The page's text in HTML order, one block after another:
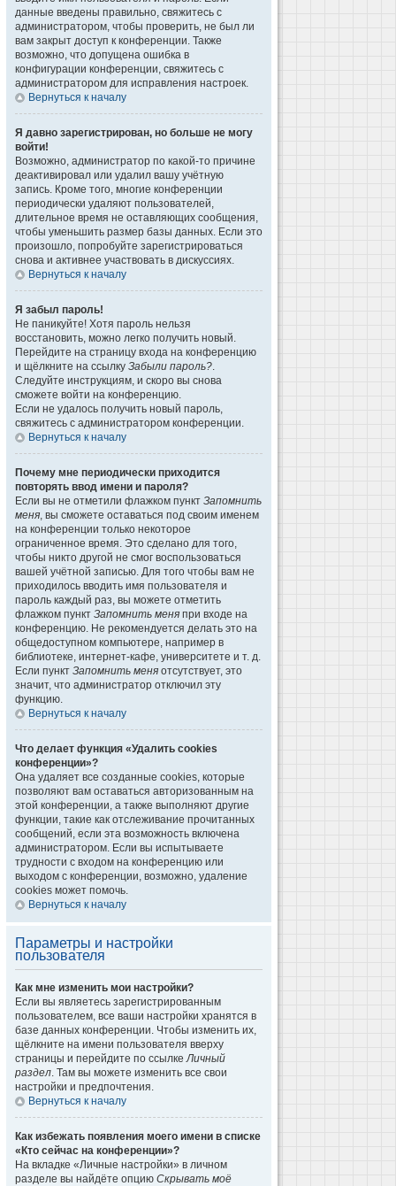
данные введены правильно, свяжитесь с
администратором, чтобы проверить, не был ли
вам закрыт доступ к конференции. Также
возможно, что допущена ошибка в
конфигурации конференции, свяжитесь с
администратором для исправления настроек.
Вернуться к началу
Я давно зарегистрирован, но больше не могу
войти!
Возможно, администратор по какой-то причине
деактивировал или удалил вашу учётную
запись. Кроме того, многие конференции
периодически удаляют пользователей,
длительное время не оставляющих сообщения,
чтобы уменьшить размер базы данных. Если это
произошло, попробуйте зарегистрироваться
снова и активнее участвовать в дискуссиях.
Вернуться к началу
Я забыл пароль!
Не паникуйте! Хотя пароль нельзя
восстановить, можно легко получить новый.
Перейдите на страницу входа на конференцию
и щёлкните на ссылку Забыли пароль?.
Следуйте инструкциям, и скоро вы снова
сможете войти на конференцию.
Если не удалось получить новый пароль,
свяжитесь с администратором конференции.
Вернуться к началу
Почему мне периодически приходится
повторять ввод имени и пароля?
Если вы не отметили флажком пункт Запомнить
меня, вы сможете оставаться под своим именем
на конференции только некоторое
ограниченное время. Это сделано для того,
чтобы никто другой не смог воспользоваться
вашей учётной записью. Для того чтобы вам не
приходилось вводить имя пользователя и
пароль каждый раз, вы можете отметить
флажком пункт Запомнить меня при входе на
конференцию. Не рекомендуется делать это на
общедоступном компьютере, например в
библиотеке, интернет-кафе, университете и т. д.
Если пункт Запомнить меня отсутствует, это
значит, что администратор отключил эту
функцию.
Вернуться к началу
Что делает функция «Удалить cookies
конференции»?
Она удаляет все созданные cookies, которые
позволяют вам оставаться авторизованным на
этой конференции, а также выполняют другие
функции, такие как отслеживание прочитанных
сообщений, если эта возможность включена
администратором. Если вы испытываете
трудности с входом на конференцию или
выходом с конференции, возможно, удаление
cookies может помочь.
Вернуться к началу
Параметры и настройки
пользователя
Как мне изменить мои настройки?
Если вы являетесь зарегистрированным
пользователем, все ваши настройки хранятся в
базе данных конференции. Чтобы изменить их,
щёлкните на имени пользователя вверху
страницы и перейдите по ссылкеЛичный
раздел. Там вы можете изменить все свои
настройки и предпочтения.
Вернуться к началу
Как избежать появления моего имени в списке
«Кто сейчас на конференции»?
На вкладке «Личные настройки» в личном
разделе вы найдёте опцию Скрывать моё